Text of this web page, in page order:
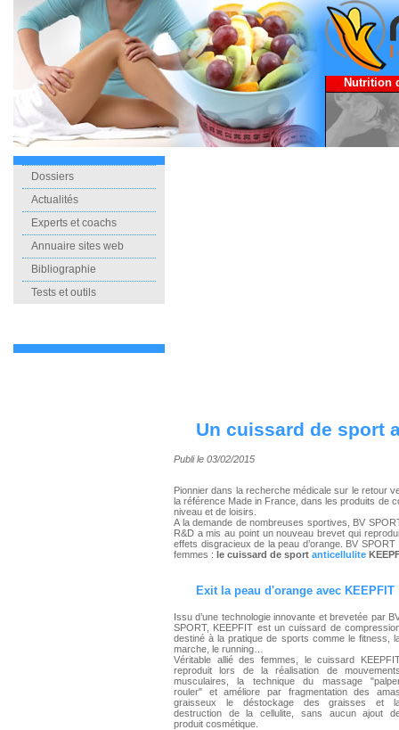
Nutrition
Dossiers
Actualités
Experts et coachs
Annuaire sites web
Bibliographie
Tests et outils
Un cuissard de sport
Publi le 03/02/2015
Pionnier dans la recherche médicale sur le retour
la référence Made in France, dans les produits de
niveau et de loisirs.
A la demande de nombreuses sportives, BV
R&D a mis au point un nouveau brevet qui
effets disgracieux de la peau d’orange. BV
femmes : le cuissard de sport anticellulite
Exit la peau d'orange avec KEEPFIT
Issu d’une technologie innovante et brevetée par
SPORT, KEEPFIT est un cuissard de
destiné à la pratique de sports comme le fitness,
marche, le running…
Véritable allié des femmes, le cuissard
reproduit lors de la réalisation de
musculaires, la technique du massage
rouler" et améliore par fragmentation des
graisseux le déstockage des graisses et
destruction de la cellulite, sans aucun ajout
produit cosmétique.